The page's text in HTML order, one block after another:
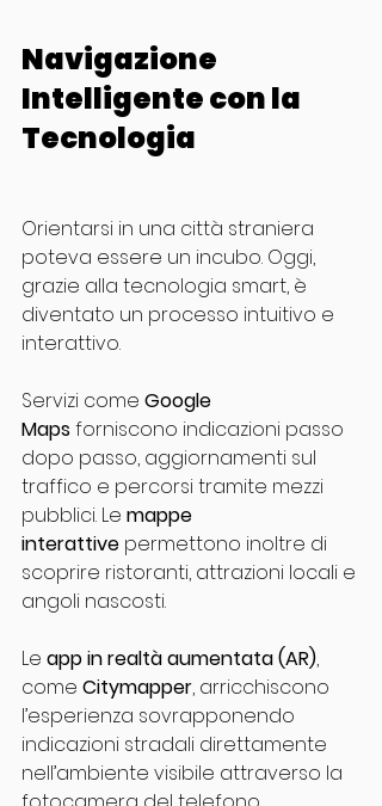
Navigazione
Intelligente con la
Tecnologia
Orientarsi in una città straniera
poteva essere un incubo. Oggi,
grazie alla tecnologia smart, è
diventato un processo intuitivo e
interattivo.
Servizi come Google
Maps forniscono indicazioni passo
dopo passo, aggiornamenti sul
traffico e percorsi tramite mezzi
pubblici. Le mappe
interattive permettono inoltre di
scoprire ristoranti, attrazioni locali e
angoli nascosti.
Le app in realtà aumentata (AR),
come Citymapper, arricchiscono
l’esperienza sovrapponendo
indicazioni stradali direttamente
nell’ambiente visibile attraverso la